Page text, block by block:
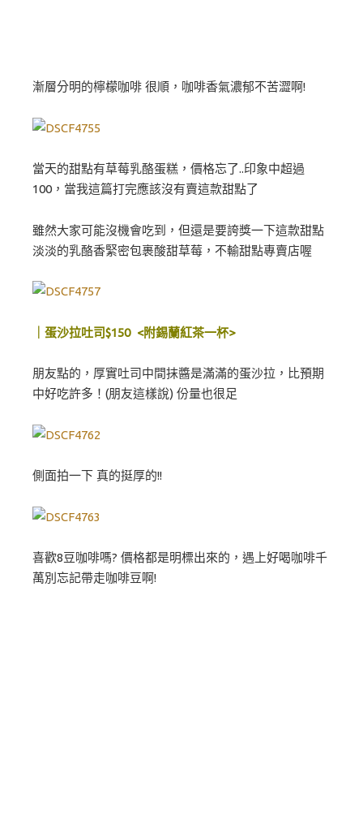
漸層分明的檸檬咖啡 很順，咖啡香氣濃郁不苦澀啊!
當天的甜點有草莓乳酪蛋糕，價格忘了..印象中超過
100，當我這篇打完應該沒有賣這款甜點了
雖然大家可能沒機會吃到，但還是要誇獎一下這款甜點
淡淡的乳酪香緊密包裹酸甜草莓，不輸甜點專賣店喔
｜蛋沙拉吐司$150 <附錫蘭紅茶一杯>
朋友點的，厚實吐司中間抹醬是滿滿的蛋沙拉，比預期
中好吃許多！(朋友這樣說) 份量也很足
側面拍一下 真的挺厚的!!
喜歡8豆咖啡嗎? 價格都是明標出來的，遇上好喝咖啡千
萬別忘記帶走咖啡豆啊!